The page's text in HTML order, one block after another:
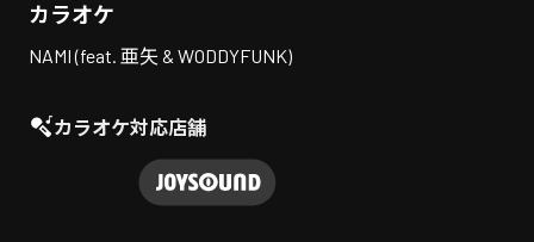
カラオケ
NAMI (feat. 亜矢 & WODDYFUNK)
カラオケ対応店舗